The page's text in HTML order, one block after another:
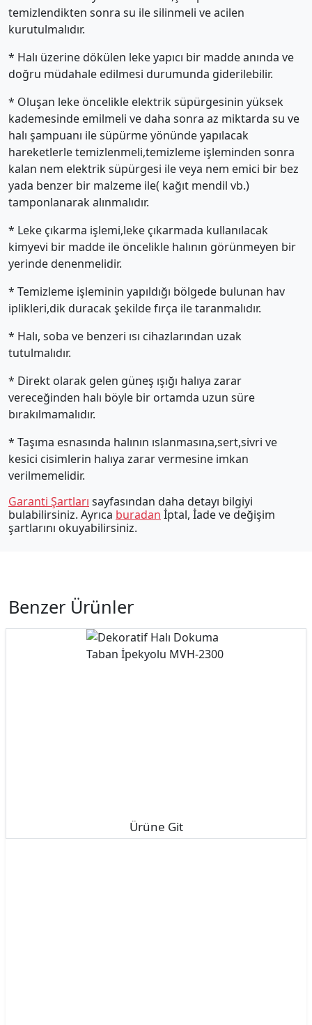
temizlendikten sonra su ile silinmeli ve acilen
kurutulmalıdır.
* Halı üzerine dökülen leke yapıcı bir madde anında ve
doğru müdahale edilmesi durumunda giderilebilir.
* Oluşan leke öncelikle elektrik süpürgesinin yüksek
kademesinde emilmeli ve daha sonra az miktarda su ve
halı şampuanı ile süpürme yönünde yapılacak
hareketlerle temizlenmeli,temizleme işleminden sonra
kalan nem elektrik süpürgesi ile veya nem emici bir bez
yada benzer bir malzeme ile( kağıt mendil vb.)
tamponlanarak alınmalıdır.
* Leke çıkarma işlemi,leke çıkarmada kullanılacak
kimyevi bir madde ile öncelikle halının görünmeyen bir
yerinde denenmelidir.
* Temizleme işleminin yapıldığı bölgede bulunan hav
iplikleri,dik duracak şekilde fırça ile taranmalıdır.
* Halı, soba ve benzeri ısı cihazlarından uzak
tutulmalıdır.
* Direkt olarak gelen güneş ışığı halıya zarar
vereceğinden halı böyle bir ortamda uzun süre
bırakılmamalıdır.
* Taşıma esnasında halının ıslanmasına,sert,sivri ve
kesici cisimlerin halıya zarar vermesine imkan
verilmemelidir.
Garanti Şartları sayfasından daha detayı bilgiyi
bulabilirsiniz. Ayrıca buradan İptal, İade ve değişim
şartlarını okuyabilirsiniz.
Benzer Ürünler
Ürüne Git